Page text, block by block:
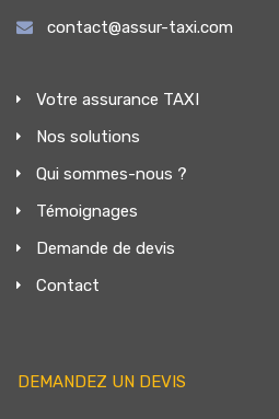
contact@assur-taxi.com
Votre assurance TAXI
Nos solutions
Qui sommes-nous ?
Témoignages
Demande de devis
Contact
DEMANDEZ UN DEVIS